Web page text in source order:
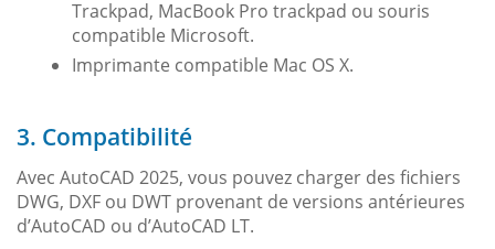
Trackpad, MacBook Pro trackpad ou souris
compatible Microsoft.
Imprimante compatible Mac OS X.
3. Compatibilité
Avec AutoCAD 2025, vous pouvez charger des fichiers
DWG, DXF ou DWT provenant de versions antérieures
d’AutoCAD ou d’AutoCAD LT.